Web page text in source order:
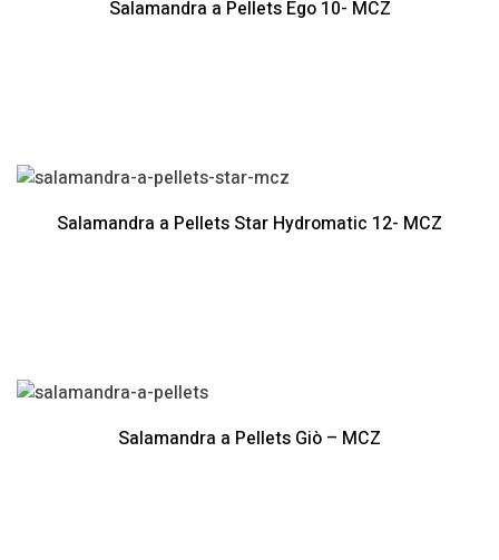
Salamandra a Pellets Ego 10- MCZ
Salamandra a Pellets Star Hydromatic 12- MCZ
Salamandra a Pellets Giò – MCZ